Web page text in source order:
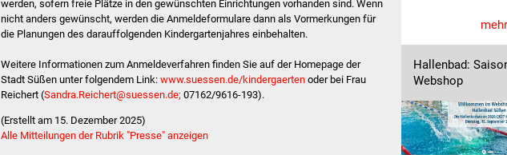
werden, sofern freie Plätze in den gewünschten Einrichtungen vorhanden sind. Wenn
nicht anders gewünscht, werden die Anmeldeformulare dann als Vormerkungen für
die Planungen des darauffolgenden Kindergartenjahres einbehalten.
Weitere Informationen zum Anmeldeverfahren finden Sie auf der Homepage der
Stadt Süßen unter folgendem Link: www.suessen.de/kindergaerten oder bei Frau
Reichert (Sandra.Reichert@suessen.de; 07162/9616-193).
(Erstellt am 15. Dezember 2025)
Alle Mitteilungen der Rubrik "Presse" anzeigen
Hallenbad:
Webshop